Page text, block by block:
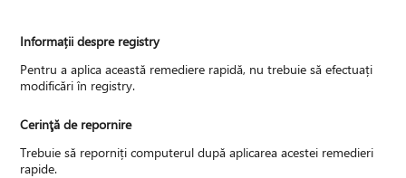
Informații despre registry
Pentru a aplica această remediere rapidă, nu trebuie să efectuați
modificări în registry.
Cerinţă de repornire
Trebuie să reporniți computerul după aplicarea acestei remedieri
rapide.